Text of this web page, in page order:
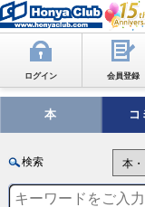
ログイン 会員登録
本 コ
検索